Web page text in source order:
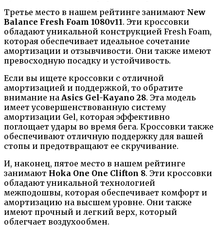
Третье место в нашем рейтинге занимают New
Balance Fresh Foam 1080v11. Эти кроссовки
обладают уникальной конструкцией Fresh Foam,
которая обеспечивает идеальное сочетание
амортизации и отзывчивости. Они также имеют
превосходную посадку и устойчивость.
Если вы ищете кроссовки с отличной
амортизацией и поддержкой, то обратите
внимание на Asics Gel-Kayano 28. Эта модель
имеет усовершенствованную систему
амортизации Gel, которая эффективно
поглощает удары во время бега. Кроссовки также
обеспечивают отличную поддержку для вашей
стопы и предотвращают ее скручивание.
И, наконец, пятое место в нашем рейтинге
занимают Hoka One One Clifton 8. Эти кроссовки
обладают уникальной технологией
межподошвы, которая обеспечивает комфорт и
амортизацию на высшем уровне. Они также
имеют прочный и легкий верх, который
облегчает воздухообмен.